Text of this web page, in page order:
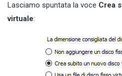
Lasciamo spuntata la voce Crea
virtuale: